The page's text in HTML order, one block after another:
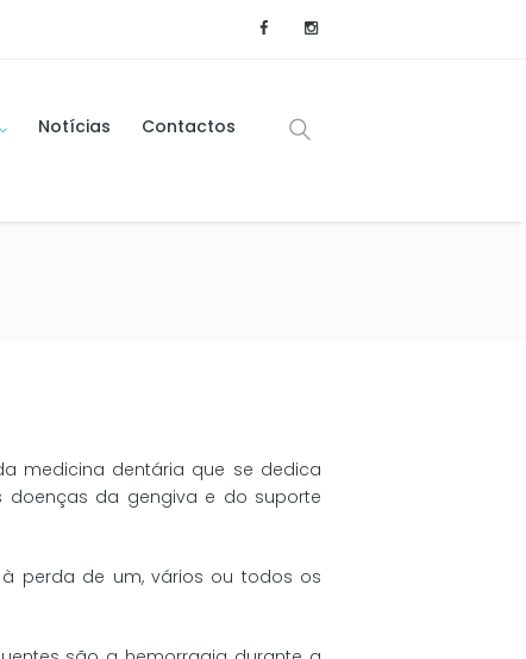
Notícias Contactos
medicina dentária que se dedica
da gengiva e do suporte
perda de um, vários ou todos os